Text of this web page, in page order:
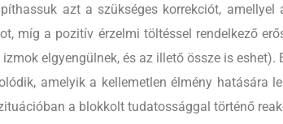
azt a szükséges korrekciót,
míg a pozitív érzelmi töltéssel rendelkező
elgyengülnek, és az illető össze is
amelyik a kellemetlen élmény hatására
a blokkolt tudatossággal történő